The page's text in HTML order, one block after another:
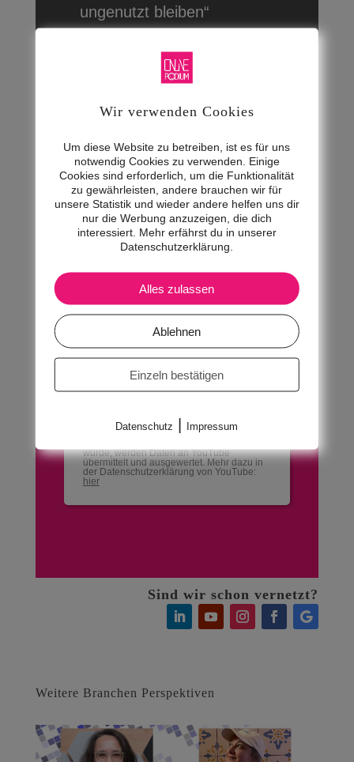
ungenutzt bleiben“
🕹 Unser Gast sagt über
sich und seine Tätigkeit:
vermitteln“
YouTube aktivieren?
YouTube Videos können nur
gesetzt werden dürfen.
wurde, werden Daten an YouTube
übermittelt und ausgewertet. Mehr dazu in
der Datenschutzerklärung von YouTube:
hier
Sind wir schon vernetzt?
Weitere Branchen Perspektiven
Wir verwenden Cookies
Um diese Website zu betreiben, ist es für uns
notwendig Cookies zu verwenden. Einige
Cookies sind erforderlich, um die Funktionalität
zu gewährleisten, andere brauchen wir für
unsere Statistik und wieder andere helfen uns dir
nur die Werbung anzuzeigen, die dich
interessiert. Mehr erfährst du in unserer
Datenschutzerklärung.
Alles zulassen
Ablehnen
Einzeln bestätigen
Datenschutz | Impressum